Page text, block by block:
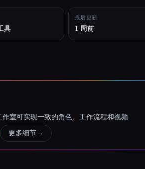
具
最后更新
1 周前
作室可实现一致的角色、工作流程和视频
更多细节→